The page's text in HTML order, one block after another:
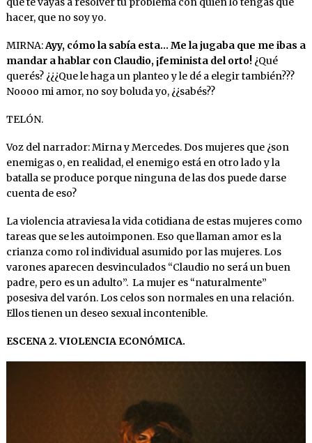
hacer, que no soy yo.
MIRNA:Ayy, cómo la sabía esta… Me la jugaba que me ibas a
mandar a hablar con Claudio, ¡feminista del orto! ¿Qué
querés? ¿¿¿Que le haga un planteo y le dé a elegir también???
Noooo mi amor, no soy boluda yo, ¿¿sabés??
TELÓN.
Voz del narrador: Mirna y Mercedes. Dos mujeres que ¿son
enemigas o, en realidad, el enemigo está en otro lado y la
batalla se produce porque ninguna de las dos puede darse
cuenta de eso?
La violencia atraviesa la vida cotidiana de estas mujeres como
tareas que se les autoimponen. Eso que llaman amor es la
crianza como rol individual asumido por las mujeres. Los
varones aparecen desvinculados “Claudio no será un buen
padre, pero es un adulto”. La mujer es “naturalmente”
posesiva del varón. Los celos son normales en una relación.
Ellos tienen un deseo sexual incontenible.
ESCENA 2. VIOLENCIA ECONÓMICA.